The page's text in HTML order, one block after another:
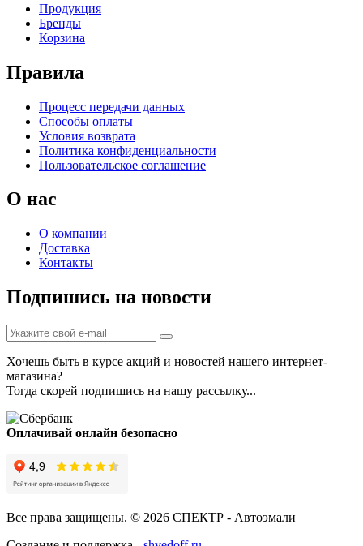
Продукция
Бренды
Корзина
Правила
Процесс передачи данных
Способы оплаты
Условия возврата
Политика конфиденциальности
Пользовательское соглашение
О нас
О компании
Доставка
Контакты
Подпишись на новости
Хочешь быть в курсе акций и новостей нашего интернет-
магазина?
Тогда скорей подпишись на нашу рассылку...
Оплачивай онлайн безопасно
Все права защищены. © 2026 СПЕКТР - Автоэмали